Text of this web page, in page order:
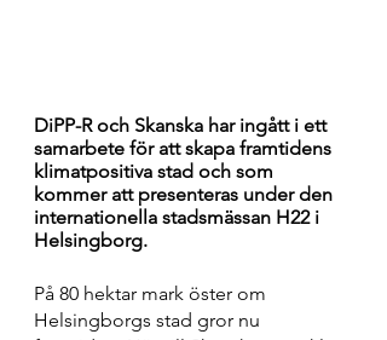
DiPP-R och Skanska har ingått i ett
samarbete för att skapa framtidens
klimatpositiva stad och som
kommer att presenteras under den
internationella stadsmässan H22 i
Helsingborg.
På 80 hektar mark öster om
Helsingborgs stad gror nu